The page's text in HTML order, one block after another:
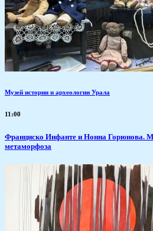
Музей истории и археологии Урала
11:00
Франциско Инфанте и Нонна Горюнова.
метаморфоза